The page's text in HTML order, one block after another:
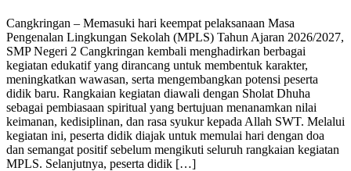
Cangkringan – Memasuki hari keempat pelaksanaan Masa
Pengenalan Lingkungan Sekolah (MPLS) Tahun Ajaran 2026/2027,
SMP Negeri 2 Cangkringan kembali menghadirkan berbagai
kegiatan edukatif yang dirancang untuk membentuk karakter,
meningkatkan wawasan, serta mengembangkan potensi peserta
didik baru. Rangkaian kegiatan diawali dengan Sholat Dhuha
sebagai pembiasaan spiritual yang bertujuan menanamkan nilai
keimanan, kedisiplinan, dan rasa syukur kepada Allah SWT. Melalui
kegiatan ini, peserta didik diajak untuk memulai hari dengan doa
dan semangat positif sebelum mengikuti seluruh rangkaian kegiatan
MPLS. Selanjutnya, peserta didik […]